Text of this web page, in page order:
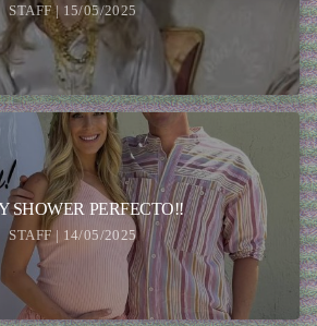
STAFF | 15/05/2025
SHOWER PERFECTO!!
STAFF | 14/05/2025